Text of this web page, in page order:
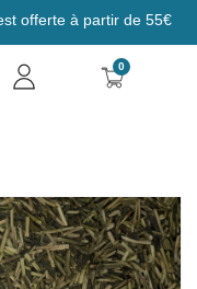
offerte à partir de 55€
0